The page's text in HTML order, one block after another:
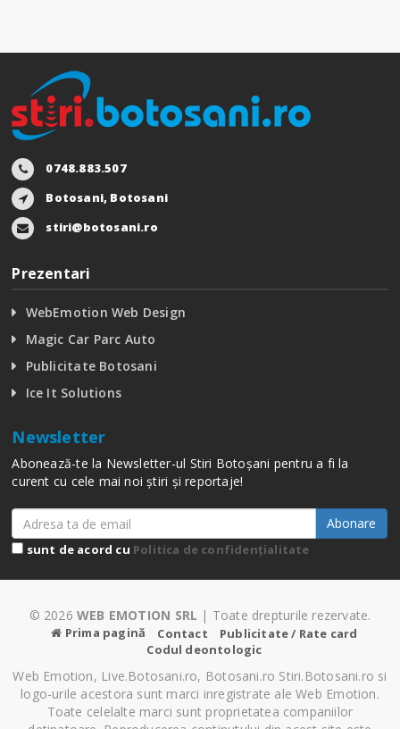
0748.883.507
Botosani, Botosani
stiri@botosani.ro
Prezentari
WebEmotion Web Design
Magic Car Parc Auto
Publicitate Botosani
Ice It Solutions
Newsletter
Abonează-te la Newsletter-ul Stiri Botoșani pentru a fi la
curent cu cele mai noi știri și reportaje!
Abonare
sunt de acord cu Politica de confidențialitate
© 2026 WEB EMOTION SRL | Toate drepturile rezervate.
Prima pagină Contact
Publicitate / Rate card
Codul deontologic
Web Emotion, Live.Botosani.ro, Botosani.ro Stiri.Botosani.ro si
logo-urile acestora sunt marci inregistrate ale Web Emotion.
Toate celelalte marci sunt proprietatea companiilor